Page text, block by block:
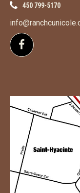
450 799-5170
Suivez-nous sur